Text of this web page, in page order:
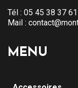
Tél : 05 45 38 37 61
Mail :
MENU